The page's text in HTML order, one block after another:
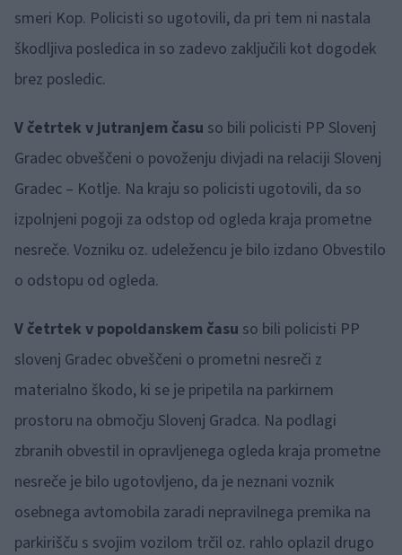
smeri Kop. Policisti so ugotovili, da pri tem ni nastala
škodljiva posledica in so zadevo zaključili kot dogodek
brez posledic.
V četrtek v jutranjem času so bili policisti PP Slovenj
Gradec obveščeni o povoženju divjadi na relaciji Slovenj
Gradec – Kotlje. Na kraju so policisti ugotovili, da so
izpolnjeni pogoji za odstop od ogleda kraja prometne
nesreče. Vozniku oz. udeležencu je bilo izdano Obvestilo
o odstopu od ogleda.
V četrtek v popoldanskem času so bili policisti PP
slovenj Gradec obveščeni o prometni nesreči z
materialno škodo, ki se je pripetila na parkirnem
prostoru na območju Slovenj Gradca. Na podlagi
zbranih obvestil in opravljenega ogleda kraja prometne
nesreče je bilo ugotovljeno, da je neznani voznik
osebnega avtomobila zaradi nepravilnega premika na
parkirišču s svojim vozilom trčil oz. rahlo oplazil drugo